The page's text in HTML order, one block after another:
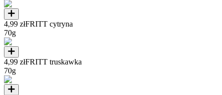
4,99 złFRITT cytryna
70g
4,99 złFRITT truskawka
70g